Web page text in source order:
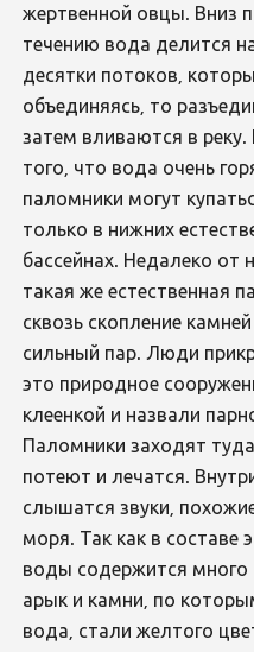
жертвенной овцы. Вниз
течению вода делится
десятки потоков,
объединяясь, то
затем вливаются в реку.
того, что вода очень
паломники могут
только в нижних
бассейнах. Недалеко от
такая же естественная
сквозь скопление
сильный пар. Люди
это природное
клеенкой и назвали
Паломники заходят
потеют и лечатся.
слышатся звуки,
моря. Так как в составе
воды содержится много
арык и камни, по
вода, стали желтого